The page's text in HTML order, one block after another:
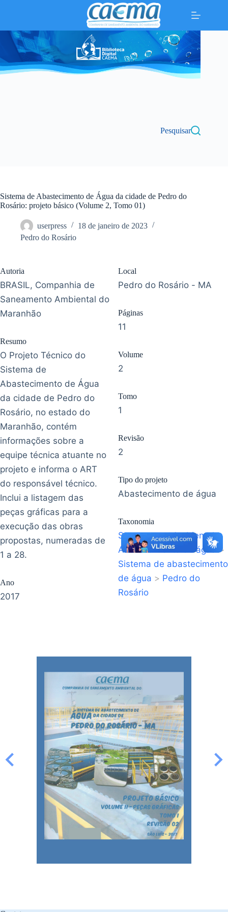
conteúdo
Pesquisar
Sistema de Abastecimento de Água da cidade de Pedro do
Rosário: projeto básico (Volume 2, Tomo 01)
userpress
18 de janeiro de 2023
Pedro do Rosário
Autoria
BRASIL, Companhia de
Saneamento Ambiental do
Maranhão
Resumo
O Projeto Técnico do
Sistema de
Abastecimento de Água
da cidade de Pedro do
Rosário, no estado do
Maranhão, contém
informações sobre a
equipe técnica atuante no
projeto e informa o ART
do responsável técnico.
Inclui a listagem das
peças gráficas para a
execução das obras
propostas, numeradas de
1 a 28.
Ano
2017
Local
Pedro do Rosário - MA
Páginas
11
Volume
2
Tomo
1
Revisão
2
Tipo do projeto
Abastecimento de água
Taxonomia
Saneamento Ambiental>
Abastecimento de água>
Sistema de abastecimento
de água > Pedro do
Rosário